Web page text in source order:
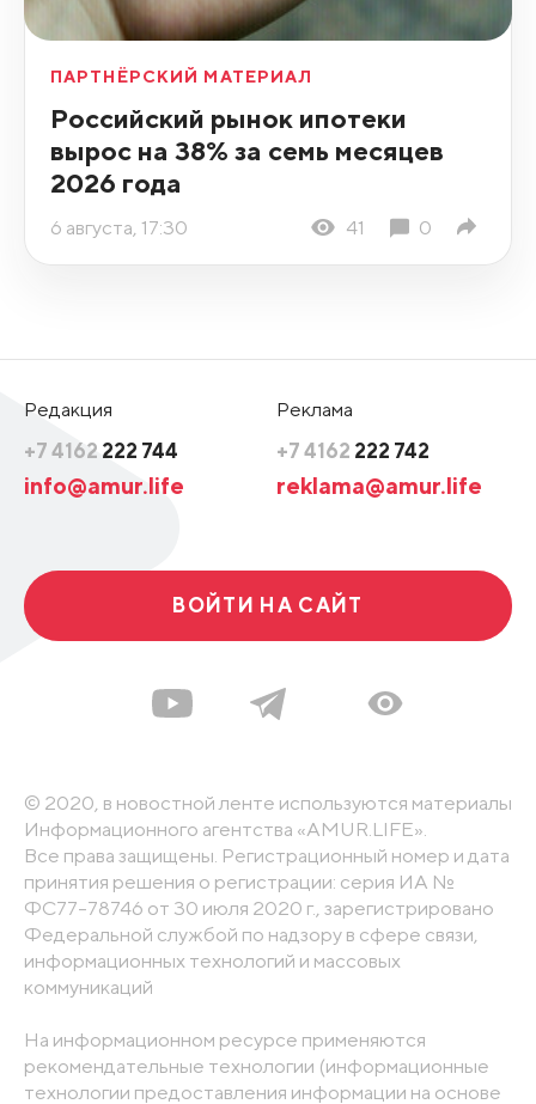
ПАРТНЁРСКИЙ МАТЕРИАЛ
Российский рынок ипотеки
вырос на 38% за семь месяцев
2026 года
6 августа, 17:30 41 0
Редакция
+7 4162 222 744
info@amur.life
Реклама
+7 4162 222 742
reklama@amur.life
ВОЙТИ НА САЙТ
© 2020, в новостной ленте используются материалы
Информационного агентства «AMUR.LIFE».
Все права защищены. Регистрационный номер и дата
принятия решения о регистрации: серия ИА №
ФС77-78746 от 30 июля 2020 г., зарегистрировано
Федеральной службой по надзору в сфере связи,
информационных технологий и массовых
коммуникаций
На информационном ресурсе применяются
рекомендательные технологии (информационные
технологии предоставления информации на основе